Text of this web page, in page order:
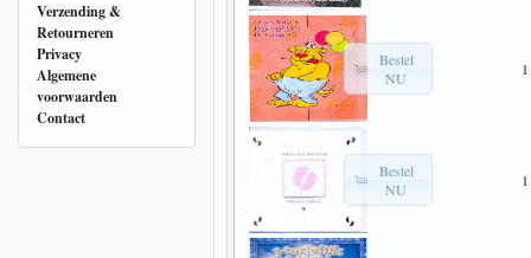
Bestel
NU
1
Bestel
NU
1
Verzending &
Retourneren
Privacy
Algemene
voorwaarden
Contact